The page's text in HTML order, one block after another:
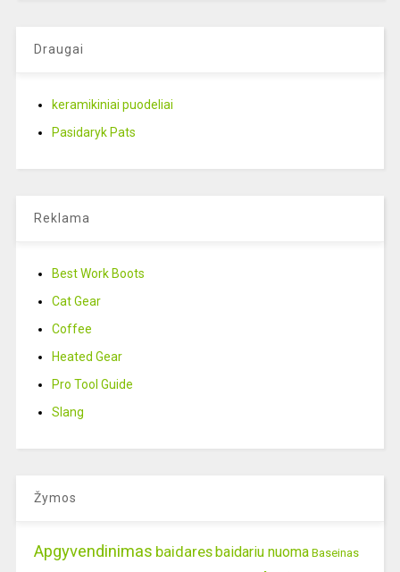
Draugai
keramikiniai puodeliai
Pasidaryk Pats
Reklama
Best Work Boots
Cat Gear
Coffee
Heated Gear
Pro Tool Guide
Slang
Žymos
Apgyvendinimas baidaresbaidariu nuoma Baseinas